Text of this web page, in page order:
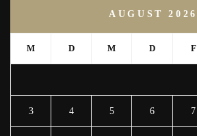
AUGUST 2026
M D M D F
3 4 5 6 7